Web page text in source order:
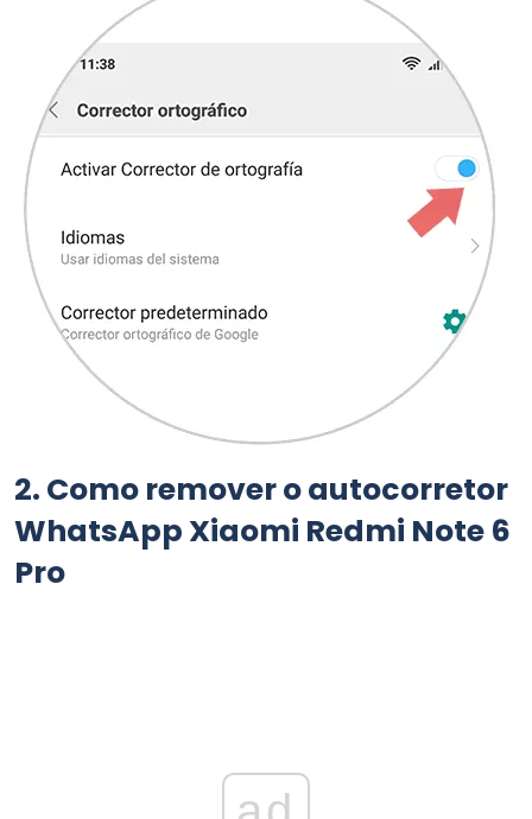
2. Como remover o autocorretor
WhatsApp Xiaomi Redmi Note 6
Pro